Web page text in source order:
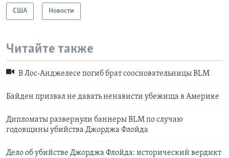
США Новости
Читайте также
В Лос-Анджелесе погиб брат соосновательницы BLM
Байден призвал не давать ненависти убежища в Америке
Дипломаты развернули баннеры BLM по случаю
годовщины убийства Джорджа Флойда
Дело об убийстве Джорджа Флойда: исторический вердикт